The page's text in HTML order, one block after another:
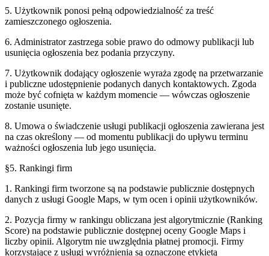
5. Użytkownik ponosi pełną odpowiedzialność za treść
zamieszczonego ogłoszenia.
6. Administrator zastrzega sobie prawo do odmowy publikacji lub
usunięcia ogłoszenia bez podania przyczyny.
7. Użytkownik dodający ogłoszenie wyraża zgodę na przetwarzanie
i publiczne udostępnienie podanych danych kontaktowych. Zgoda
może być cofnięta w każdym momencie — wówczas ogłoszenie
zostanie usunięte.
8. Umowa o świadczenie usługi publikacji ogłoszenia zawierana jest
na czas określony — od momentu publikacji do upływu terminu
ważności ogłoszenia lub jego usunięcia.
§5. Rankingi firm
1. Rankingi firm tworzone są na podstawie publicznie dostępnych
danych z usługi Google Maps, w tym ocen i opinii użytkowników.
2. Pozycja firmy w rankingu obliczana jest algorytmicznie (Ranking
Score) na podstawie publicznie dostępnej oceny Google Maps i
liczby opinii. Algorytm nie uwzględnia płatnej promocji. Firmy
korzystające z usługi wyróżnienia są oznaczone etykietą